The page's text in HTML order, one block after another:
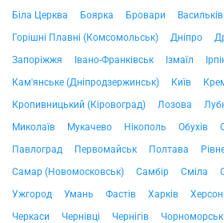
Біла Церква Боярка Бровари Васильків
Горішні Плавні (Комсомольськ)
Дніпро
Запоріжжя
Івано-Франківськ Ізмаїл
Кам'янське (Дніпродзержинськ)
Київ
Кропивницький (Кіровоград)
Лозова
Миколаїв
Мукачево Нікополь Обухів
Павлоград
Первомайськ Полтава
Самар (Новомосковськ)
Самбір Сміла
Ужгород
Умань Фастів Харків Херсон
Черкаси
Чернівці Чернігів Чорноморськ